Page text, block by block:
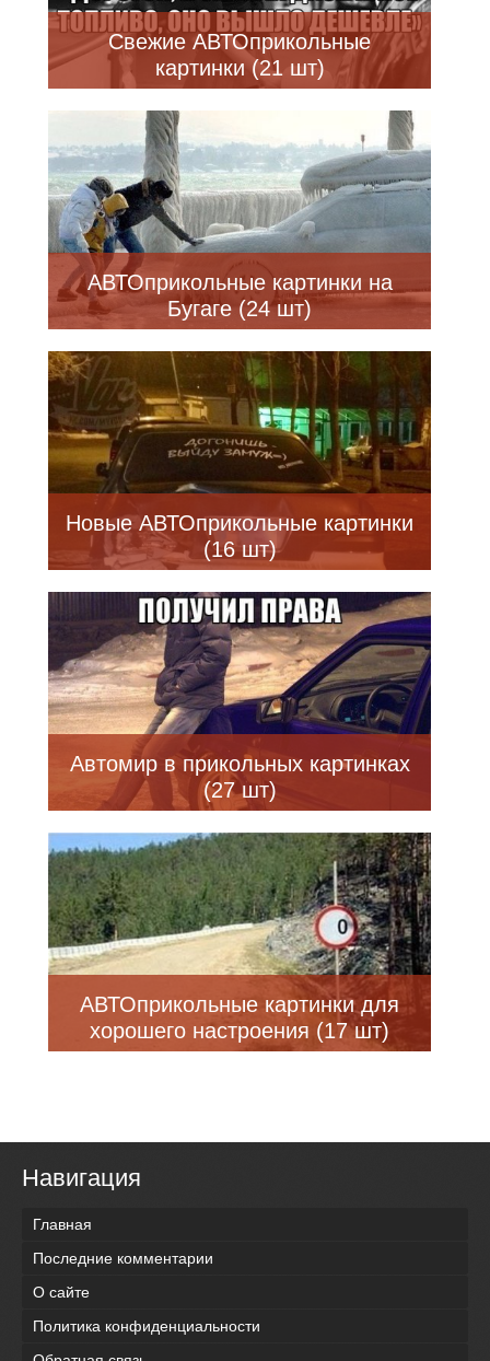
Свежие АВТОприкольные
картинки (21 шт)
АВТОприкольные картинки на
Бугаге (24 шт)
Новые АВТОприкольные картинки
(16 шт)
Автомир в прикольных картинках
(27 шт)
АВТОприкольные картинки для
хорошего настроения (17 шт)
Навигация
Главная
Последние комментарии
О сайте
Политика конфиденциальности